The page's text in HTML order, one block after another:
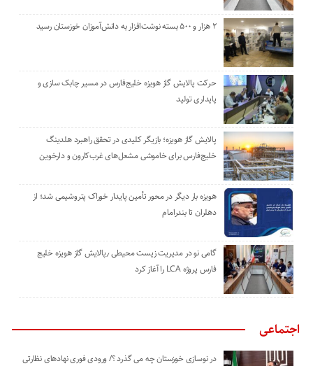
۲ هزار و ۵۰۰ بسته نوشت‌افزار به دانش‌آموزان خوزستان رسید
حرکت پالایش گاز هویزه خلیج‌فارس در مسیر چابک سازی و
پایداری تولید
پالایش گاز هویزه؛ بازیگر کلیدی در تحقق راهبرد هلدینگ
خلیج‌فارس برای خاموشی مشعل‌های غرب‌کارون و دارخوین
هویزه بار دیگر در محور تأمین پایدار خوراک پتروشیمی شد؛ از
دهلران تا بندرامام
گامی نو در مدیریت زیست ‌محیطی ٫پالایش گاز هویزه خلیج
‌فارس پروژه LCA را آغاز کرد
اجتماعی
در نوسازی خوزستان چه می گذرد ؟/ ورودی فوری نهادهای نظارتی